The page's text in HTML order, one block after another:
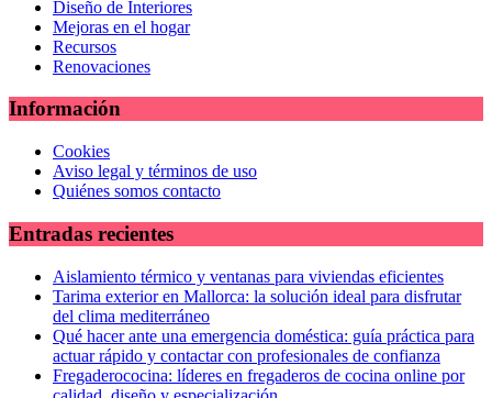
Diseño de Interiores
Mejoras en el hogar
Recursos
Renovaciones
Información
Cookies
Aviso legal y términos de uso
Quiénes somos contacto
Entradas recientes
Aislamiento térmico y ventanas para viviendas eficientes
Tarima exterior en Mallorca: la solución ideal para disfrutar
del clima mediterráneo
Qué hacer ante una emergencia doméstica: guía práctica para
actuar rápido y contactar con profesionales de confianza
Fregaderococina: líderes en fregaderos de cocina online por